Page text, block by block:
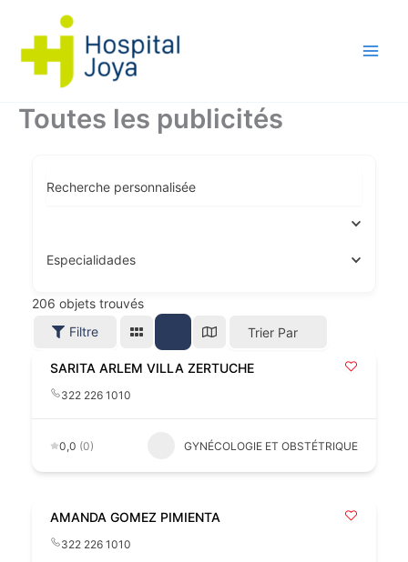
contenu
Toutes les publicités
Recherche personnalisée
Especialidades
206 objets trouvés
Filtre
Trier Par
SARITA ARLEM VILLA ZERTUCHE
322 226 1010
0,0 (0) GYNÉCOLOGIE ET OBSTÉTRIQUE
AMANDA GOMEZ PIMIENTA
322 226 1010